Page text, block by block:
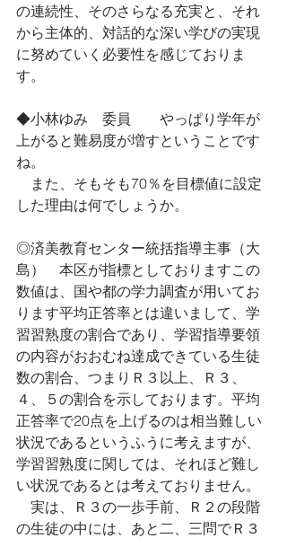
の連続性、そのさらなる充実と、それ
から主体的、対話的な深い学びの実現
に努めていく必要性を感じておりま
す。
◆小林ゆみ　委員　　やっぱり学年が
上がると難易度が増すということです
ね。
また、そもそも70％を目標値に設定
した理由は何でしょうか。
◎済美教育センター統括指導主事（大
島）　本区が指標としておりますこの
数値は、国や都の学力調査が用いてお
ります平均正答率とは違いまして、学
習習熟度の割合であり、学習指導要領
の内容がおおむね達成できている生徒
数の割合、つまりＲ３以上、Ｒ３、
４、５の割合を示しております。平均
正答率で20点を上げるのは相当難しい
状況であるというふうに考えますが、
学習習熟度に関しては、それほど難し
い状況であるとは考えておりません。
実は、Ｒ３の一歩手前、Ｒ２の段階
の生徒の中には、あと二、三問でＲ３